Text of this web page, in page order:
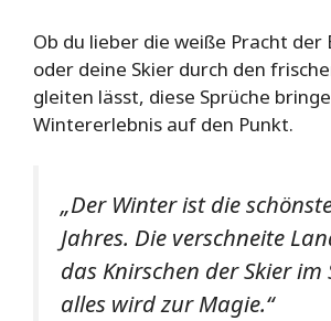
Ob du lieber die weiße Pracht der
oder deine Skier durch den
gleiten lässt, diese Sprüche
Wintererlebnis auf den Punkt.
„Der Winter ist die
Jahres. Die verschneite
das Knirschen der Skier im
alles wird zur Magie.“